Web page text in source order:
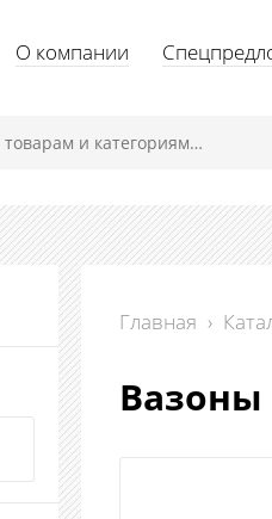
О компании
Главная ›
Вазоны